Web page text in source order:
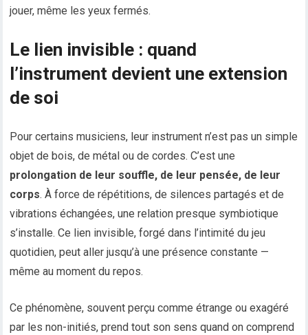
jouer, même les yeux fermés.
Le lien invisible : quand
l’instrument devient une extension
de soi
Pour certains musiciens, leur instrument n’est pas un simple
objet de bois, de métal ou de cordes. C’est une
prolongation de leur souffle, de leur pensée, de leur
corps. À force de répétitions, de silences partagés et de
vibrations échangées, une relation presque symbiotique
s’installe. Ce lien invisible, forgé dans l’intimité du jeu
quotidien, peut aller jusqu’à une présence constante —
même au moment du repos.
Ce phénomène, souvent perçu comme étrange ou exagéré
par les non-initiés, prend tout son sens quand on comprend